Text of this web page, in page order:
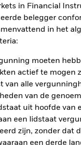
in Financial
belegger
in het
moeten
actief te mogen
van alle
van de
uit hoofde van
een lidstaat
zijn, zonder dat
een derde
is met
aandelenkarakter
en supranationale
bepaalde
door het Fonds
modellen.
(via onder